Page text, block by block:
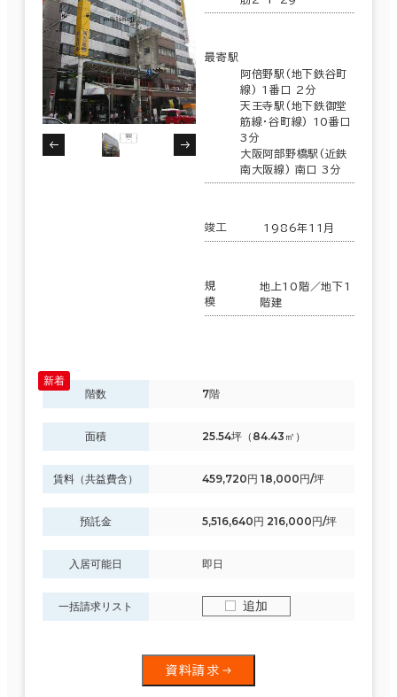
最寄駅
阿倍野駅(地下鉄谷町
線) 1番口 2分
天王寺駅(地下鉄御堂
筋線･谷町線) 10番口
3分
大阪阿部野橋駅(近鉄
南大阪線) 南口 3分
竣工 1986年11月
規
模
地上10階／地下1
階建
階数 7階
面積 25.54坪（84.43㎡）
賃料（共益費含） 459,720円 18,000円/坪
預託金 5,516,640円 216,000円/坪
入居可能日 即日
一括請求リスト 追加
資料請求